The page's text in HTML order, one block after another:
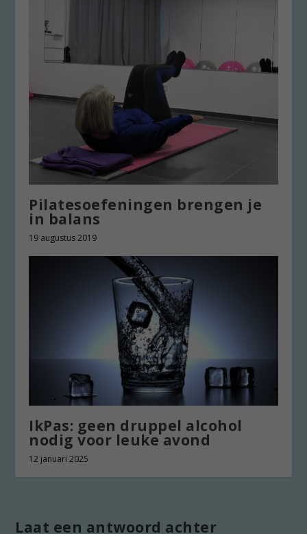
Pilatesoefeningen brengen je
in balans
19 augustus 2019
IkPas: geen druppel alcohol
nodig voor leuke avond
12 januari 2025
Laat een antwoord achter